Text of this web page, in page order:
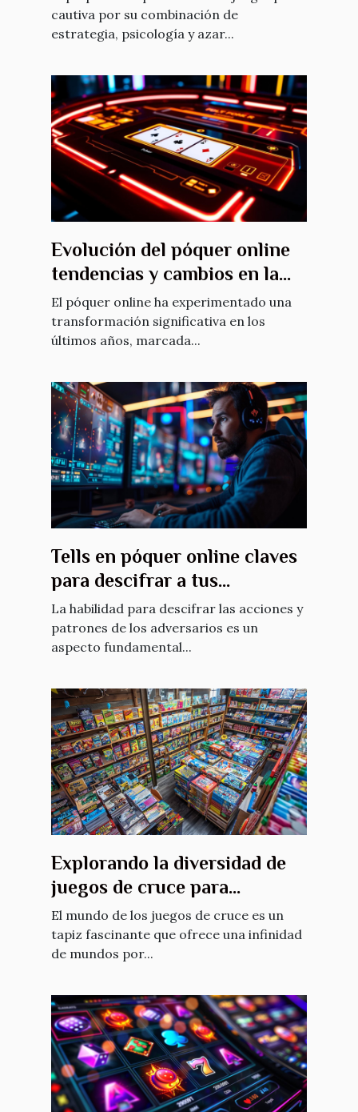
cautiva por su combinación de
estrategia, psicología y azar...
Evolución del póquer online
tendencias y cambios en la
última década
El póquer online ha experimentado una
transformación significativa en los
últimos años, marcada...
Tells en póquer online claves
para descifrar a tus
adversarios digitales
La habilidad para descifrar las acciones y
patrones de los adversarios es un
aspecto fundamental...
Explorando la diversidad de
juegos de cruce para
entusiastas del juego
El mundo de los juegos de cruce es un
tapiz fascinante que ofrece una infinidad
de mundos por...